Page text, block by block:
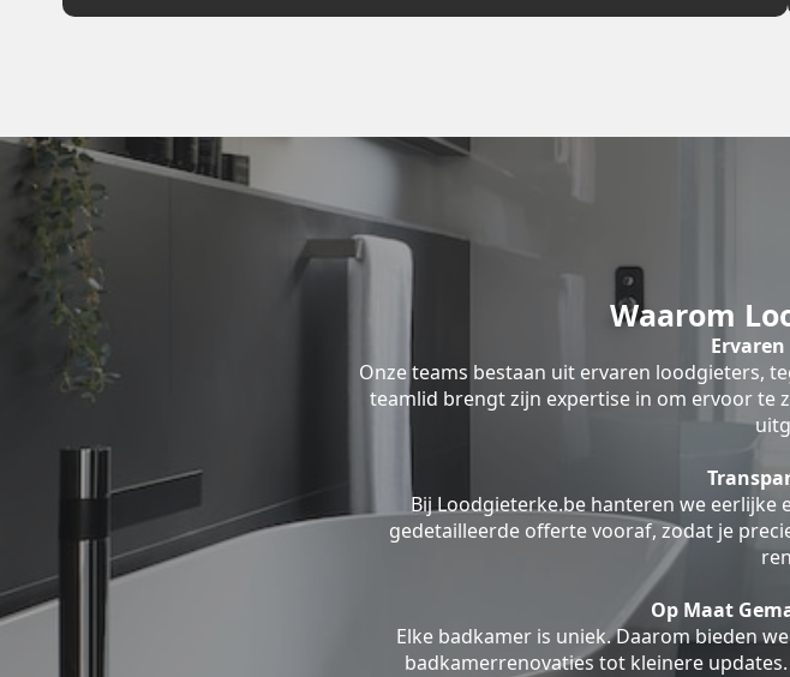
Waarom
Onze teams bestaan uit ervaren loodgieters,
teamlid brengt zijn expertise in om ervoor
Bij Loodgieterke.be hanteren we eerlijke
gedetailleerde offerte vooraf, zodat je
Op Maat
Elke badkamer is uniek. Daarom bieden
badkamerrenovaties tot kleinere